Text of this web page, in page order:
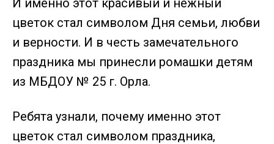
И именно этот красивый и нежный
цветок стал символом Дня семьи, любви
и верности. И в честь замечательного
праздника мы принесли ромашки детям
из МБДОУ № 25 г. Орла.
Ребята узнали, почему именно этот
цветок стал символом праздника,